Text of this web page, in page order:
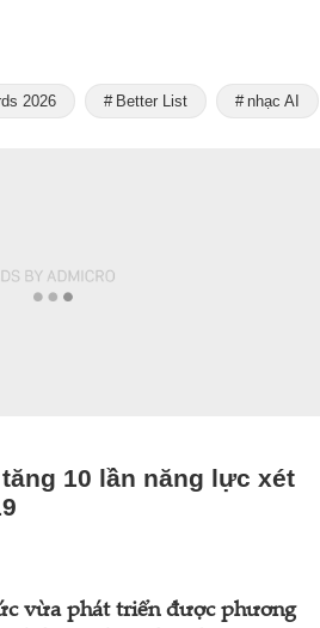
2026 Better List nhạc AI
10 lần năng lực xét
vừa phát triển được phương